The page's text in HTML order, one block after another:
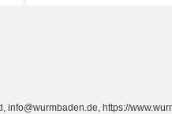
info@wurmbaden.de, https://